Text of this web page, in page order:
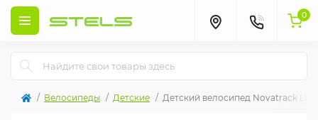
0
Велосипеды Детские Детский велосипед Novatrack